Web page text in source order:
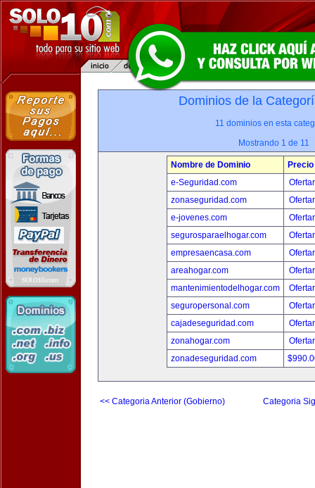
Dominios de la
11 dominios en esta
Mostrando 1 de 11
Nombre de Dominio
Precio
e-Seguridad.com
zonaseguridad.com
e-jovenes.com
segurosparaelhogar.com
empresaencasa.com
areahogar.com
mantenimientodelhogar.com
seguropersonal.com
cajadeseguridad.com
zonahogar.com
zonadeseguridad.com
<< Categoria Anterior (Gobierno) Categoria